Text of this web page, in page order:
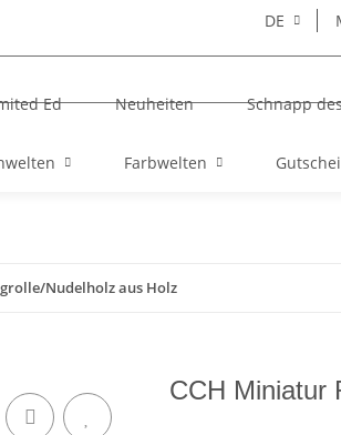
DE
Ed Neuheiten Schnapp
Farbwelten
Nudelholz aus Holz
CCH Miniatur